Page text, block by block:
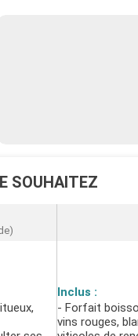
SOUHAITEZ
Inclus :
- Forfait
vins rouges,